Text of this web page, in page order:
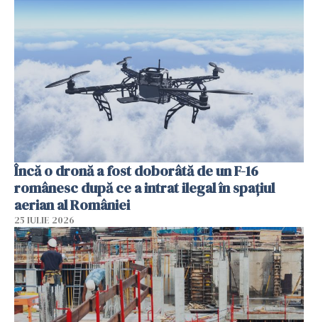
Încă o dronă a fost doborâtă de un F-16
românesc după ce a intrat ilegal în spațiul
aerian al României
25 IULIE 2026